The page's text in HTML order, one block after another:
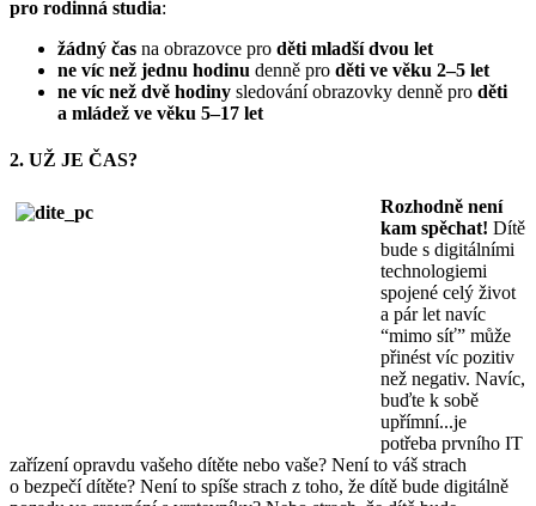
pro rodinná studia:
žádný čas na obrazovce pro děti mladší dvou let
ne víc než jednu hodinu denně pro děti ve věku 2–5 let
ne víc než dvě hodiny sledování obrazovky denně pro děti
a mládež ve věku 5–17 let
2. UŽ JE ČAS?
Rozhodně není
kam spěchat! Dítě
bude s digitálními
technologiemi
spojené celý život
a pár let navíc
“mimo síť” může
přinést víc pozitiv
než negativ. Navíc,
buďte k sobě
upřímní...je
potřeba prvního IT
zařízení opravdu vašeho dítěte nebo vaše? Není to váš strach
o bezpečí dítěte? Není to spíše strach z toho, že dítě bude digitálně